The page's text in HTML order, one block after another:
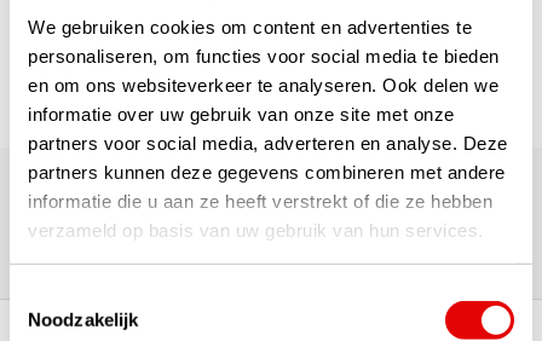
We gebruiken cookies om content en advertenties te
personaliseren, om functies voor social media te bieden
en om ons websiteverkeer te analyseren. Ook delen we
informatie over uw gebruik van onze site met onze
partners voor social media, adverteren en analyse. Deze
partners kunnen deze gegevens combineren met andere
informatie die u aan ze heeft verstrekt of die ze hebben
verzameld op basis van uw gebruik van hun services.
Toestemmingsselectie
Noodzakelijk
Über 180.000 Kunden | Über 5.000 Bewertungen | Trusted
Shops, TrustPilot, Google
Bewertungen: Das sagen unsere
Kunden
an Top-Marken! Vor 15:00 Uhr bestellt,